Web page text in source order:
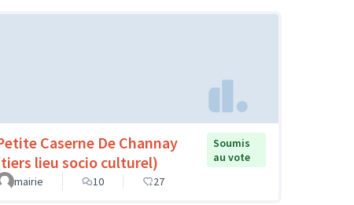
Caserne De Channay
lieu socio culturel)
Soumis
au vote
mairie
10 27